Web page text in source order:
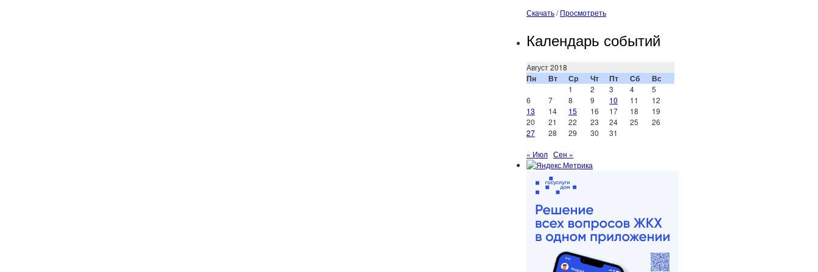
Скачать/Просмотреть
Календарь событий
Август 2018
Пн Вт Ср Чт Пт Сб Вс
1 2 3 4
5
6
7 8 9 10 11
12
13
14 15 16 17 18
19
20
21 22 23 24 25
26
27
28 29 30 31
« Июл Сен »